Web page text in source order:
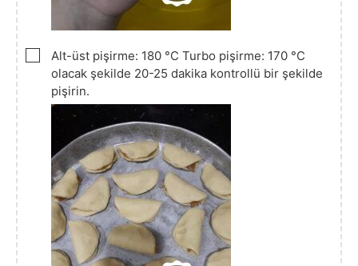
▢
Alt-üst pişirme: 180 °C Turbo pişirme: 170 °C
olacak şekilde 20-25 dakika kontrollü bir şekilde
pişirin.